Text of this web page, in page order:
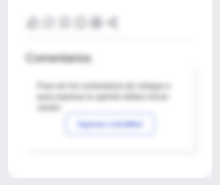
Comentarios
Para ver los comentarios de colegas o
Ingresar a IntraMed